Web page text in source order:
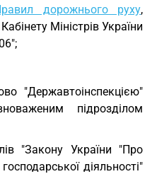
дорожнього руху,
Міністрів України
"Державтоінспекцією"
підрозділом
"Закону України "Про
діяльності"